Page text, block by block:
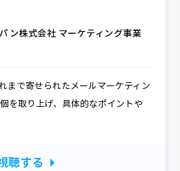
ン株式会社 マーケティング事業
まで寄せられたメールマーケティン
を取り上げ、具体的なポイントや
聴する